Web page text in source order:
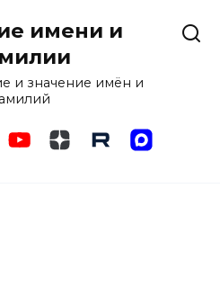
имени и
и значение имён и